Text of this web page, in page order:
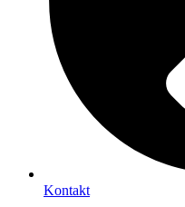
Kontakt